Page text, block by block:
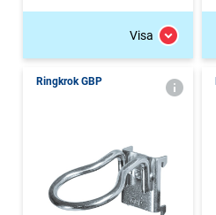
Visa
Ringkrok GBP